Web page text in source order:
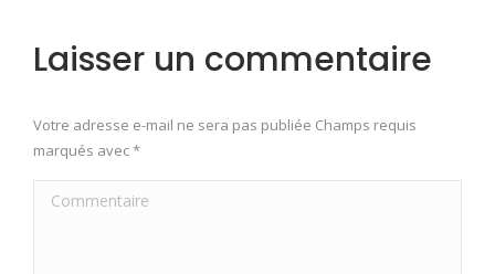
Laisser un commentaire
Votre adresse e-mail ne sera pas publiée Champs requis
marqués avec*
Commentaire